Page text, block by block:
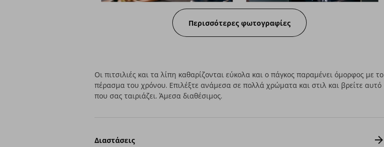
Περισσότερες φωτογραφίες
Οι πιτσιλιές και τα λίπη καθαρίζονται εύκολα και ο πάγκος παραμένει όμορφος με το
πέρασμα του χρόνου. Επιλέξτε ανάμεσα σε πολλά χρώματα και στιλ και βρείτε αυτό
που σας ταιριάζει. Άμεσα διαθέσιμος.
Διαστάσεις